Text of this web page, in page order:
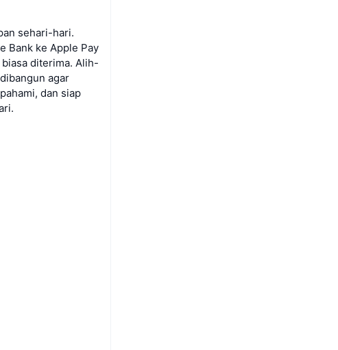
sehari-hari.
Bank ke Apple Pay
diterima. Alih-
agar
dan siap